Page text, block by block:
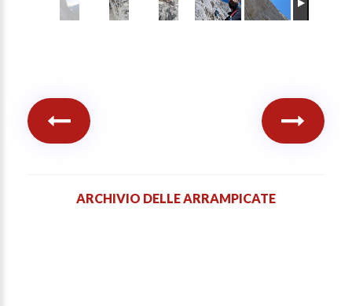
ARCHIVIO DELLE ARRAMPICATE